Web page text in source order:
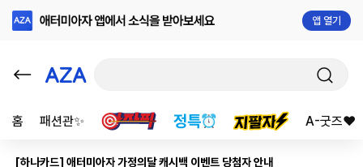
앱 열기
홈 패션관✨ A-굿즈❤️
[하나카드] 애터미아자 가정의달 캐시백 이벤트 당첨자 안내